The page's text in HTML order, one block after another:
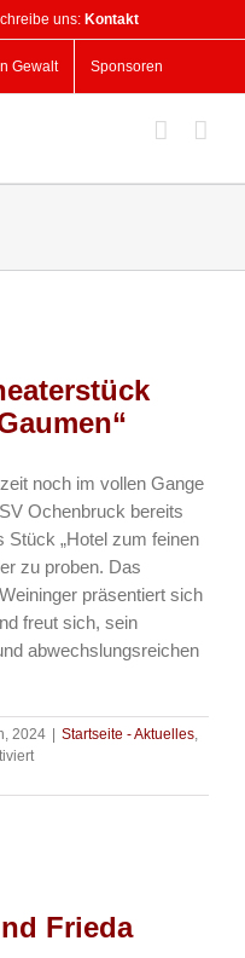
uns: Kontakt
Gewalt Sponsoren
noch im vollen Gange
Ochenbruck bereits
Stück „Hotel zum feinen
zu proben. Das
präsentiert sich
freut sich, sein
abwechslungsreichen
2024 Startseite - Aktuelles,
für
–
Gaumen“
Frieda